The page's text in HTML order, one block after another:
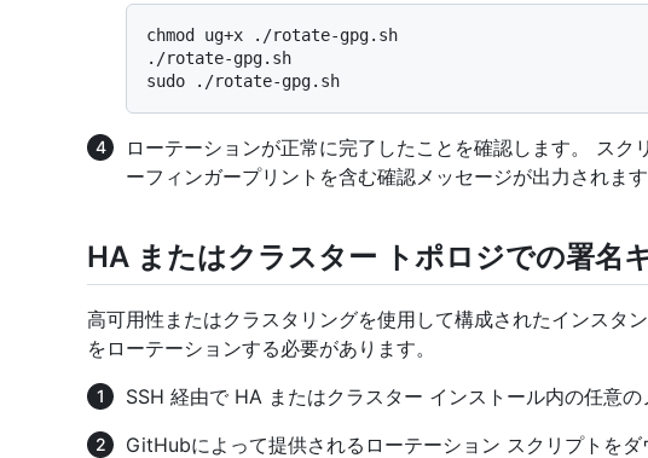
chmod ug+x ./rotate-gpg.sh
./rotate-gpg.sh
ローテーションが正常に完了したことを確認します。 スク
ーフィンガープリントを含む確認メッセージが出力されます
HA またはクラスター トポロジでの署名
高可用性またはクラスタリングを使用して構成されたインスタ
をローテーションする必要があります。
SSH 経由で HA またはクラスター インストール内の任意の
GitHubによって提供されるローテーション スクリプトをダ